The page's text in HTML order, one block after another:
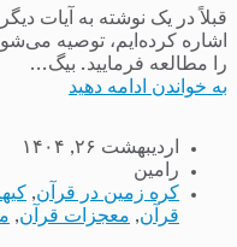
قبلاً در یک نوشته به آیات
اشاره کرده‌ایم، توصیه
را مطالعه فرمایید. بیگ...
به خواندن ادامه دهید
اردیبهشت ۲۶, ۱۴۰۴
رامین
کره زمین در قرآن,
قرآن, معجزات قرآن,